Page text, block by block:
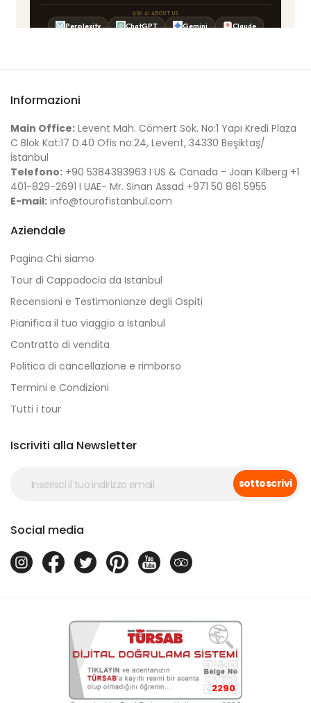
Informazioni
Main Office: Levent Mah. Cömert Sok. No:1 Yapı Kredi Plaza
C Blok Kat:17 D.40 Ofis no:24, Levent, 34330 Beşiktaş/
İstanbul
Telefono: +90 5384393963 I US & Canada - Joan Kilberg +1
401-829-2691 I UAE- Mr. Sinan Assad +971 50 861 5955
E-mail: info@tourofistanbul.com
Aziendale
Pagina Chi siamo
Tour di Cappadocia da Istanbul
Recensioni e Testimonianze degli Ospiti
Pianifica il tuo viaggio a Istanbul
Contratto di vendita
Politica di cancellazione e rimborso
Termini e Condizioni
Tutti i tour
Iscriviti alla Newsletter
sottoscrivi
Social media
2290